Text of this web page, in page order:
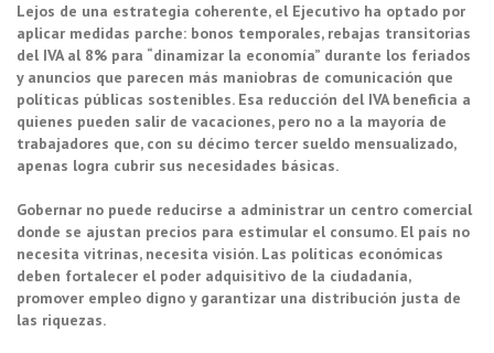
Lejos de una estrategia coherente, el Ejecutivo ha optado por
aplicar medidas parche: bonos temporales, rebajas transitorias
del IVA al 8% para “dinamizar la economía” durante los feriados
y anuncios que parecen más maniobras de comunicación que
políticas públicas sostenibles. Esa reducción del IVA beneficia a
quienes pueden salir de vacaciones, pero no a la mayoría de
trabajadores que, con su décimo tercer sueldo mensualizado,
apenas logra cubrir sus necesidades básicas.
Gobernar no puede reducirse a administrar un centro comercial
donde se ajustan precios para estimular el consumo. El país no
necesita vitrinas, necesita visión. Las políticas económicas
deben fortalecer el poder adquisitivo de la ciudadanía,
promover empleo digno y garantizar una distribución justa de
las riquezas.